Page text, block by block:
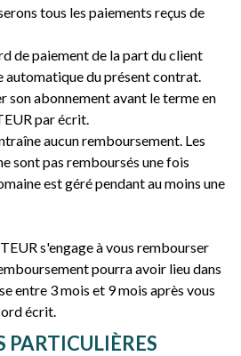
tous les paiements reçus de
de paiement de la part du client
automatique du présent contrat.
son abonnement avant le terme en
par écrit.
aucun remboursement. Les
sont pas remboursés une fois
est géré pendant au moins une
s'engage à vous rembourser
pourra avoir lieu dans
entre 3 mois et 9 mois après vous
écrit.